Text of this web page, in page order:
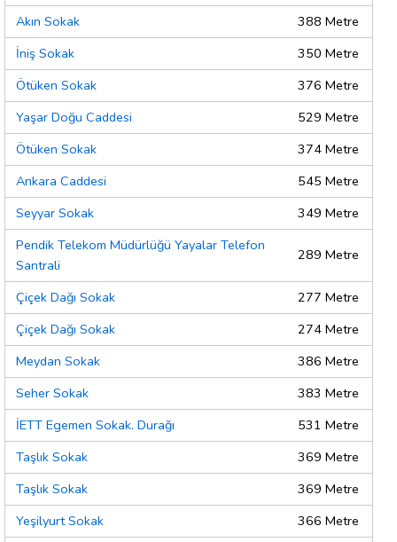
Akın Sokak
388 Metre
İniş Sokak
350 Metre
Ötüken Sokak
376 Metre
Yaşar Doğu Caddesi
529 Metre
Ötüken Sokak
374 Metre
Ankara Caddesi
545 Metre
Seyyar Sokak
349 Metre
Pendik Telekom Müdürlüğü Yayalar Telefon
Santrali
289 Metre
Çiçek Dağı Sokak
277 Metre
Çiçek Dağı Sokak
274 Metre
Meydan Sokak
386 Metre
Seher Sokak
383 Metre
İETT Egemen Sokak. Durağı
531 Metre
Taşlık Sokak
369 Metre
Taşlık Sokak
369 Metre
Yeşilyurt Sokak
366 Metre